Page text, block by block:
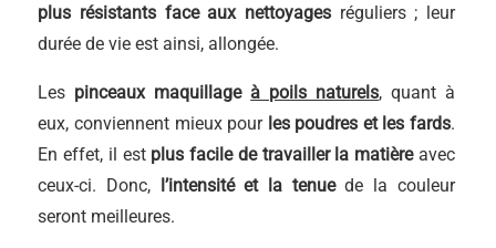
plus résistants face aux nettoyagesréguliers ; leur
durée de vie est ainsi, allongée.
Les pinceaux maquillage à poils naturels, quant à
eux, conviennent mieux pour les poudres et les fards.
En effet, il est plus facile de travailler la matièreavec
ceux-ci. Donc, l’intensité et la tenuede la couleur
seront meilleures.